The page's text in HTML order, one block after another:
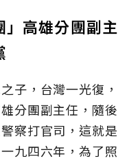
」高雄分團副主
子，台灣一光復，
分團副主任，隨後
察打官司，這就是
九四六年，為了照